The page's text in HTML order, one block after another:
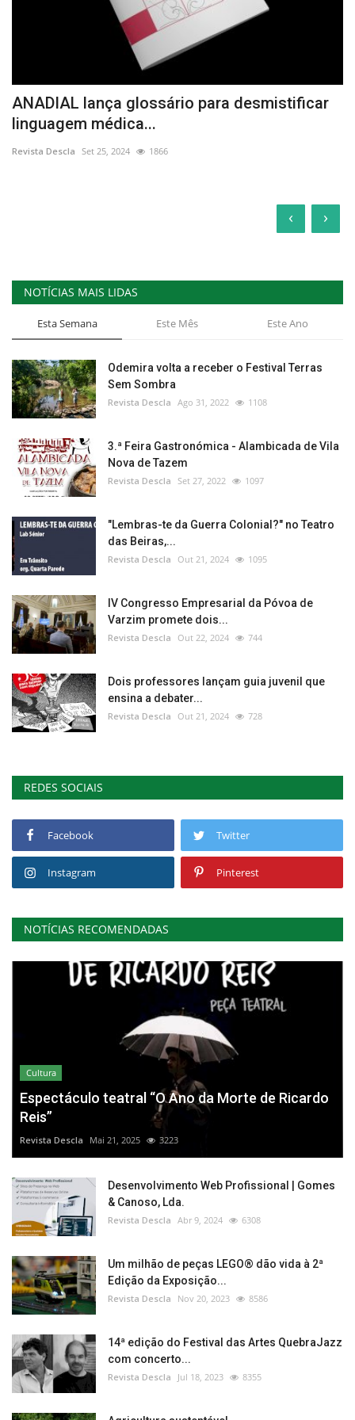
ANADIAL lança glossário para desmistificar
linguagem médica...
Revista Descla Set 25, 2024 1866
‹ ›
NOTÍCIAS MAIS LIDAS
Esta Semana Este Mês Este Ano
Odemira volta a receber o Festival Terras
Sem Sombra
Revista Descla Ago 31, 2022 1108
3.ª Feira Gastronómica - Alambicada de Vila
Nova de Tazem
Revista Descla Set 27, 2022 1097
"Lembras-te da Guerra Colonial?" no Teatro
das Beiras,...
Revista Descla Out 21, 2024 1095
IV Congresso Empresarial da Póvoa de
Varzim promete dois...
Revista Descla Out 22, 2024 744
Dois professores lançam guia juvenil que
ensina a debater...
Revista Descla Out 21, 2024 728
REDES SOCIAIS
Facebook Twitter
Instagram Pinterest
NOTÍCIAS RECOMENDADAS
Cultura
Espectáculo teatral “O Ano da Morte de Ricardo
Reis”
Revista Descla Mai 21, 2025 3223
Desenvolvimento Web Profissional | Gomes
& Canoso, Lda.
Revista Descla Abr 9, 2024 6308
Um milhão de peças LEGO® dão vida à 2ª
Edição da Exposição...
Revista Descla Nov 20, 2023 8586
14ª edição do Festival das Artes QuebraJazz
com concerto...
Revista Descla Jul 18, 2023 8355